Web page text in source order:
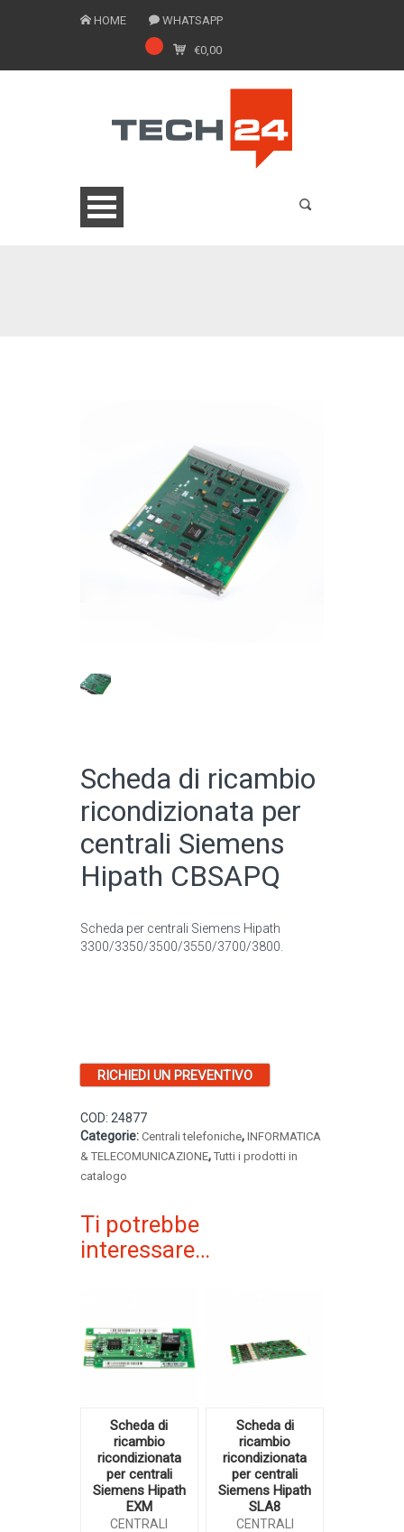
HOME WHATSAPP
€0,00
CATALOGO ONLINE
Scheda di ricambio
ricondizionata per
centrali Siemens
Hipath CBSAPQ
Scheda per centrali Siemens Hipath
3300/3350/3500/3550/3700/3800.
RICHIEDI UN PREVENTIVO
COD: 24877
Categorie: Centrali telefoniche, INFORMATICA
& TELECOMUNICAZIONE, Tutti i prodotti in
catalogo
Ti potrebbe
interessare…
Scheda di
ricambio
ricondizionata
per centrali
Siemens Hipath
EXM
CENTRALI
Scheda di
ricambio
ricondizionata
per centrali
Siemens Hipath
SLA8
CENTRALI